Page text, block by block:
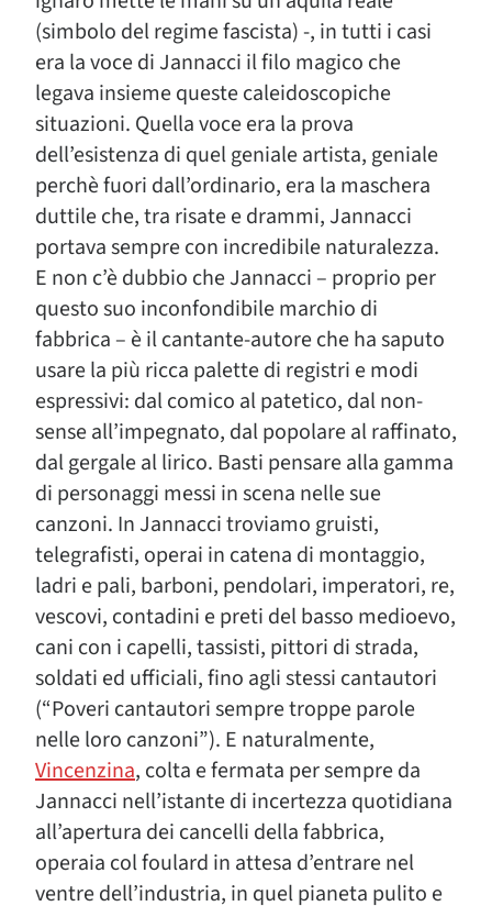
(simbolo del regime fascista) -, in tutti i casi
era la voce di Jannacci il filo magico che
legava insieme queste caleidoscopiche
situazioni. Quella voce era la prova
dell’esistenza di quel geniale artista, geniale
perchè fuori dall’ordinario, era la maschera
duttile che, tra risate e drammi, Jannacci
portava sempre con incredibile naturalezza.
E non c’è dubbio che Jannacci – proprio per
questo suo inconfondibile marchio di
fabbrica – è il cantante-autore che ha saputo
usare la più ricca palette di registri e modi
espressivi: dal comico al patetico, dal non-
sense all’impegnato, dal popolare al raffinato,
dal gergale al lirico. Basti pensare alla gamma
di personaggi messi in scena nelle sue
canzoni. In Jannacci troviamo gruisti,
telegrafisti, operai in catena di montaggio,
ladri e pali, barboni, pendolari, imperatori, re,
vescovi, contadini e preti del basso medioevo,
cani con i capelli, tassisti, pittori di strada,
soldati ed ufficiali, fino agli stessi cantautori
(“Poveri cantautori sempre troppe parole
nelle loro canzoni”). E naturalmente,
Vincenzina, colta e fermata per sempre da
Jannacci nell’istante di incertezza quotidiana
all’apertura dei cancelli della fabbrica,
operaia col foulard in attesa d’entrare nel
ventre dell’industria, in quel pianeta pulito e